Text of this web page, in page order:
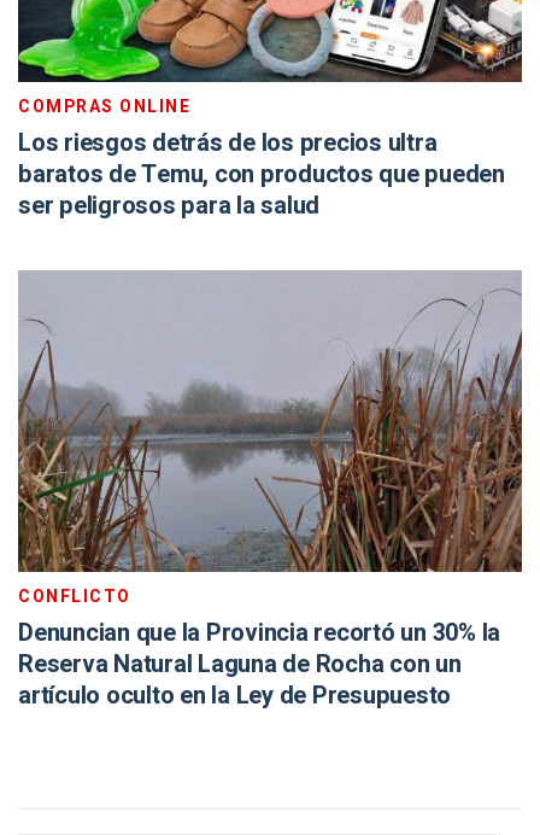
COMPRAS ONLINE
Los riesgos detrás de los precios ultra
baratos de Temu, con productos que pueden
ser peligrosos para la salud
CONFLICTO
Denuncian que la Provincia recortó un 30% la
Reserva Natural Laguna de Rocha con un
artículo oculto en la Ley de Presupuesto